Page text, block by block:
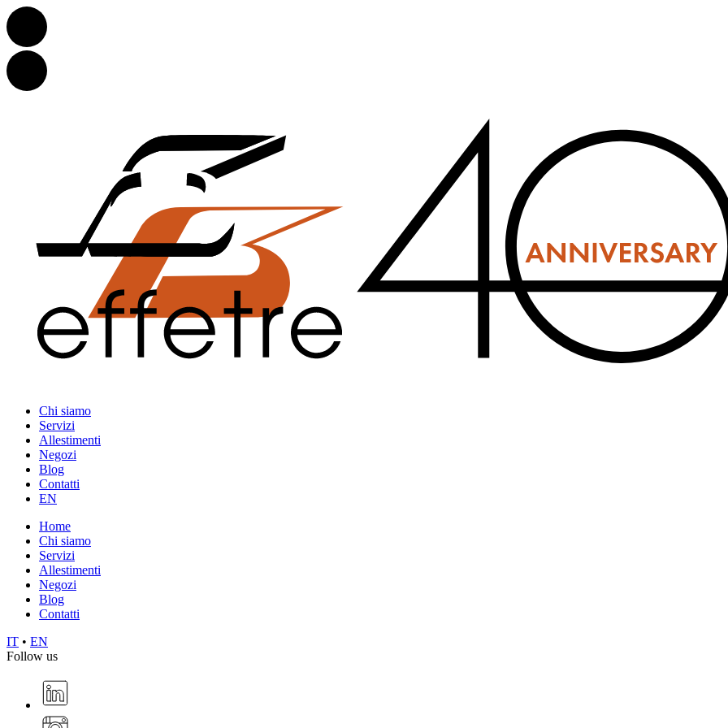
Chi siamo
Servizi
Allestimenti
Negozi
Blog
Contatti
EN
Home
Chi siamo
Servizi
Allestimenti
Negozi
Blog
Contatti
IT • EN
Follow us